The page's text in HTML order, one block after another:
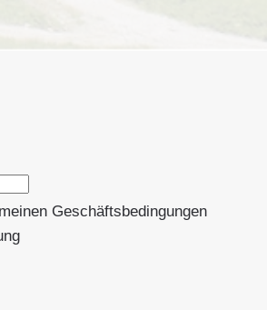
Geschäftsbedingungen